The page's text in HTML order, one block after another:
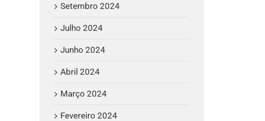
Setembro 2024
Julho 2024
Junho 2024
Abril 2024
Março 2024
Fevereiro 2024